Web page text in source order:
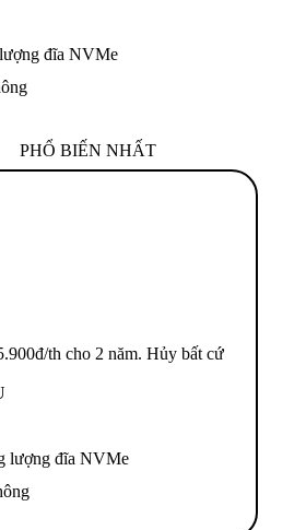
đĩa NVMe
PHỔ BIẾN NHẤT
th cho 2 năm. Hủy bất cứ
lượng đĩa NVMe